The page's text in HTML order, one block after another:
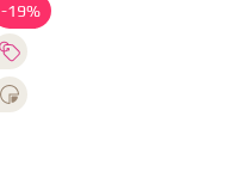
-19%